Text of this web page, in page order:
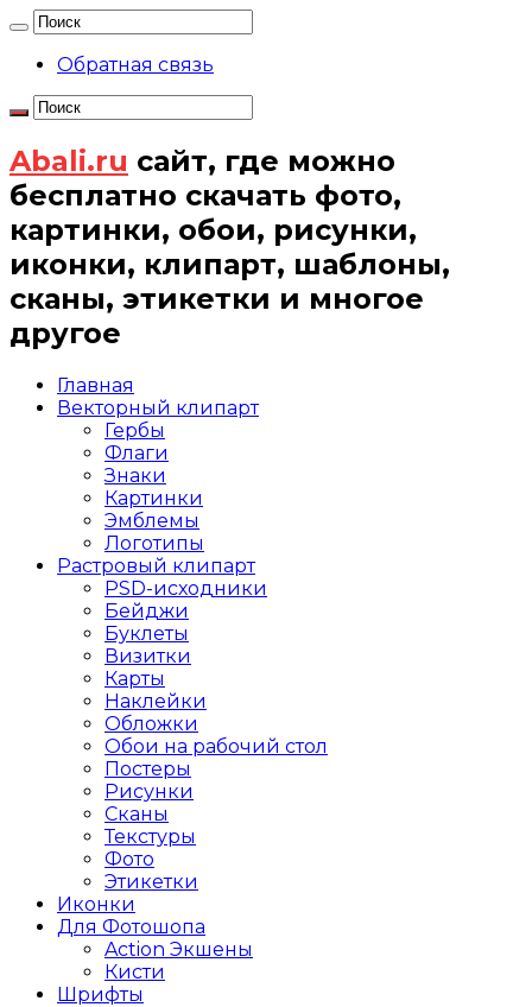
Обратная связь
Abali.ru сайт, где можно
бесплатно скачать фото,
картинки, обои, рисунки,
иконки, клипарт, шаблоны,
сканы, этикетки и многое
другое
Главная
Векторный клипарт
Гербы
Флаги
Знаки
Картинки
Эмблемы
Логотипы
Растровый клипарт
PSD-исходники
Бейджи
Буклеты
Визитки
Карты
Наклейки
Обложки
Обои на рабочий стол
Постеры
Рисунки
Сканы
Текстуры
Фото
Этикетки
Иконки
Для Фотошопа
Action Экшены
Кисти
Шрифты